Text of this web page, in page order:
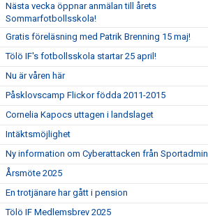
Nästa vecka öppnar anmälan till årets
Sommarfotbollsskola!
Gratis föreläsning med Patrik Brenning 15 maj!
Tölö IF's fotbollsskola startar 25 april!
Nu är våren här
Påsklovscamp Flickor födda 2011-2015
Cornelia Kapocs uttagen i landslaget
Intäktsmöjlighet
Ny information om Cyberattacken från Sportadmin
Årsmöte 2025
En trotjänare har gått i pension
Tölö IF Medlemsbrev 2025